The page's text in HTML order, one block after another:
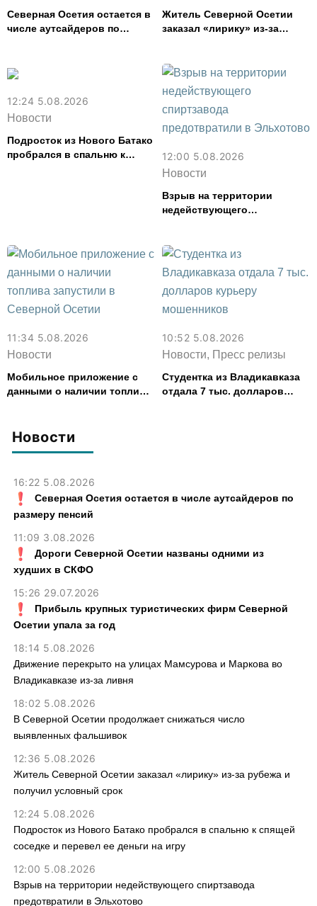
Новости
16:22 5.08.2026
Северная Осетия остается в числе аутсайдеров по
размеру пенсий
11:09 3.08.2026
Дороги Северной Осетии названы одними из
худших в СКФО
15:26 29.07.2026
Прибыль крупных туристических фирм Северной
Осетии упала за год
18:14 5.08.2026
Движение перекрыто на улицах Мамсурова и Маркова во
Владикавказе из-за ливня
18:02 5.08.2026
В Северной Осетии продолжает снижаться число
выявленных фальшивок
12:36 5.08.2026
Житель Северной Осетии заказал «лирику» из-за рубежа и
получил условный срок
12:24 5.08.2026
Подросток из Нового Батако пробрался в спальню к спящей
соседке и перевел ее деньги на игру
12:00 5.08.2026
Взрыв на территории недействующего спиртзавода
предотвратили в Эльхотово
Северная Осетия остается в
числе аутсайдеров по
Житель Северной Осетии
заказал «лирику» из-за
12:24 5.08.2026
Новости
Подросток из Нового Батако
пробрался в спальню к
12:00 5.08.2026
Новости
Взрыв на территории
недействующего
11:34 5.08.2026
Новости
Мобильное приложение с
данными о наличии топлива
10:52 5.08.2026
Новости, Пресс релизы
Студентка из Владикавказа
отдала 7 тыс. долларов